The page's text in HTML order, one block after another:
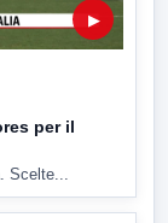
▶
per il
Scelte...